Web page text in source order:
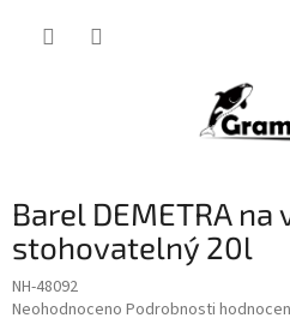
Barel DEMETRA na
stohovatelný 20l
NH-48092
Průměrné
Neohodnoceno Podrobnosti